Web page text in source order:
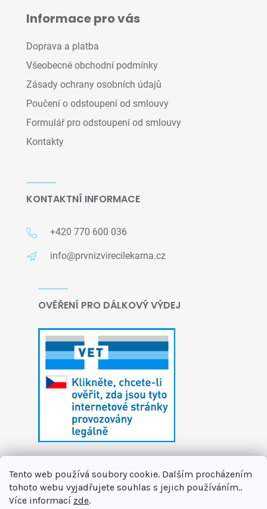
Tento web používá soubory cookie. Dalším procházením
tohoto webu vyjadřujete souhlas s jejich používáním..
Více informací zde.
Informace pro vás
Doprava a platba
Všeobecné obchodní podmínky
Zásady ochrany osobních údajů
Poučení o odstoupení od smlouvy
Formulář pro odstoupení od smlouvy
Kontakty
KONTAKTNÍ INFORMACE
+420 770 600 036
info@prvnizvirecilekarna.cz
OVĚŘENÍ PRO DÁLKOVÝ VÝDEJ